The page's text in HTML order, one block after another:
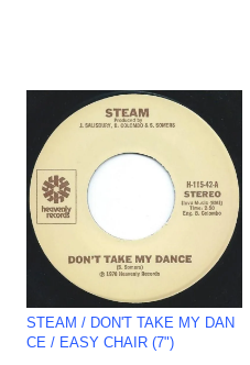
STEAM / DON'T TAKE MY DAN
CE / EASY CHAIR (7")